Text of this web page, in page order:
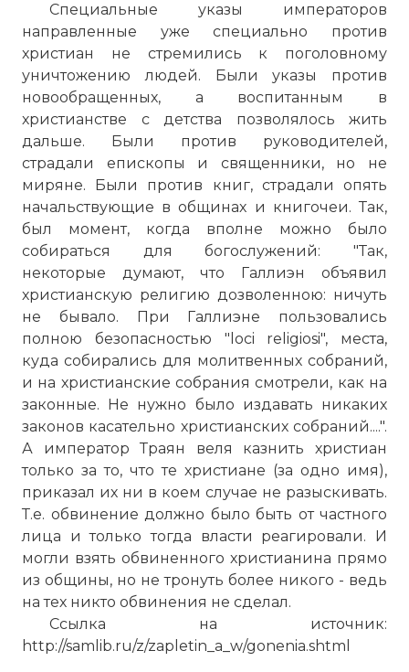
Специальные указы императоров
направленные уже специально против
христиан не стремились к поголовному
уничтожению людей. Были указы против
новообращенных, а воспитанным в
христианстве с детства позволялось жить
дальше. Были против руководителей,
страдали епископы и священники, но не
миряне. Были против книг, страдали опять
начальствующие в общинах и книгочеи. Так,
был момент, когда вполне можно было
собираться для богослужений: "Так,
некоторые думают, что Галлиэн объявил
христианскую религию дозволенною: ничуть
не бывало. При Галлиэне пользовались
полною безопасностью "loci religiosi", места,
куда собирались для молитвенных собраний,
и на христианские собрания смотрели, как на
законные. Не нужно было издавать никаких
законов касательно христианских собраний....".
А император Траян веля казнить христиан
только за то, что те христиане (за одно имя),
приказал их ни в коем случае не разыскивать.
Т.е. обвинение должно было быть от частного
лица и только тогда власти реагировали. И
могли взять обвиненного христианина прямо
из общины, но не тронуть более никого - ведь
на тех никто обвинения не сделал.
Ссылка на источник:
http://samlib.ru/z/zapletin_a_w/gonenia.shtml